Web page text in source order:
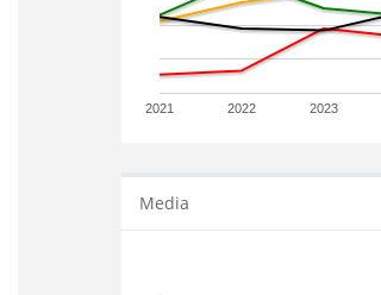
2021 2022 2023
Media